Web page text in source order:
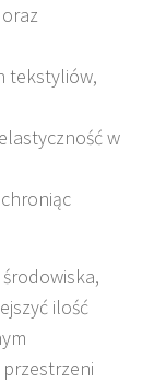
tekstyliów,
w
ilość